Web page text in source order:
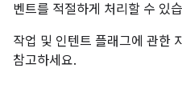
벤트를 적절하게 처리할 수 있
작업 및 인텐트 플래그에 관한
참고하세요.